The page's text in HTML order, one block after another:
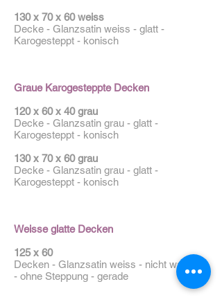
130 x 70 x 60 weiss
Decke - Glanzsatin weiss - glatt -
Karogesteppt - konisch
​​Graue Karogesteppte Decken
120 x 60 x 40 grau
Decke - Glanzsatin grau - glatt -
Karogesteppt - konisch
130 x 70 x 60 grau
Decke - Glanzsatin grau - glatt -
Karogesteppt - konisch
​​Weisse glatte Decken
125 x 60
Decken - Glanzsatin weiss - nicht wattiert
- ohne Steppung - gerade